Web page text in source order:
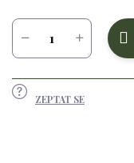
ZEPTAT SE